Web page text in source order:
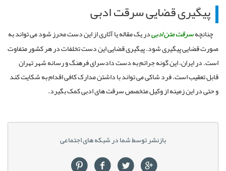
پیگیری قضایی سرقت ادبی
چنانچهسرقت متن ادبیدر یک مقاله یا آثاری از این دست محرز شود می تواند به
صورت قضایی پیگیری شود. پیگیری قضایی این دست تخلفات در هر کشور متفاوت
است. در ایران، این گونه جرائم به دست دادسرای فرهنگ و رسانه شهر تهران
قابل تعقیب است. فرد شاکی می تواند با داشتن مدارک کافی اقدام به شکایت کند
و حتی در این زمینه از وکیل متخصص سرقت های ادبی کمک بگیرد.
بازنشر توسط شما در شبکه های اجتماعی